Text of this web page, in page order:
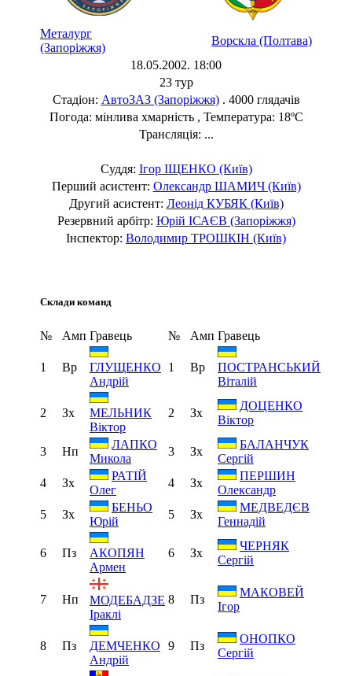
Металург
(Запоріжжя)
Ворскла (Полтава)
18.05.2002. 18:00
23 тур
Стадіон: АвтоЗАЗ (Запоріжжя). 4000 глядачів
Погода: мінлива хмарність , Температура: 18ºC
Трансляція: ...
Суддя: Ігор ІЩЕНКО (Київ)
Перший асистент: Олександр ШАМИЧ (Київ)
Другий асистент: Леонід КУБЯК (Київ)
Резервний арбітр: Юрій ІСАЄВ (Запоріжжя)
Інспектор: Володимир ТРОШКІН (Київ)
Склади команд
№ Амп Гравець № Амп Гравець
1 Вр
ГЛУЩЕНКО
Андрій
1 Вр
ПОСТРАНСЬКИЙ
Віталій
2 Зх
МЕЛЬНИК
Віктор
2 Зх
ДОЦЕНКО
Віктор
3 Нп
ЛАПКО
Микола
3 Зх
БАЛАНЧУК
Сергій
4
Зх
РАТІЙ
Олег
4 Зх
ПЕРШИН
Олександр
5
Зх
БЕНЬО
Юрій
5 Зх
МЕДВЕДЄВ
Геннадій
6 Пз
АКОПЯН
Армен
6 Зх
ЧЕРНЯК
Сергій
7 Нп
МОДЕБАДЗЕ
Іраклі
8 Пз
МАКОВЕЙ
Ігор
8 Пз
ДЕМЧЕНКО
Андрій
9 Пз
ОНОПКО
Сергій